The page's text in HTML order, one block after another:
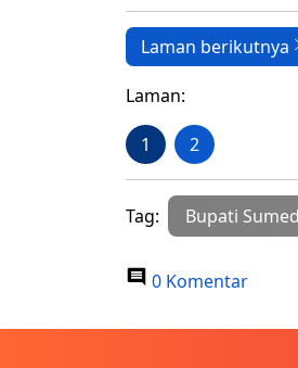
Laman berikutnya
Laman:
1 2
Tag: Bupati
0 Komentar